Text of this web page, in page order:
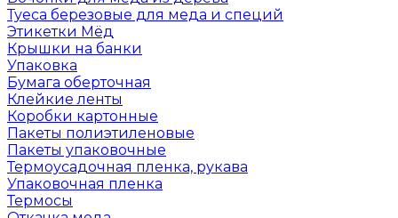
Туеса березовые для меда и специй
Этикетки Мёд
Крышки на банки
Упаковка
Бумага оберточная
Клейкие ленты
Коробки картонные
Пакеты полиэтиленовые
Пакеты упаковочные
Термоусадочная пленка, рукава
Упаковочная пленка
Термосы